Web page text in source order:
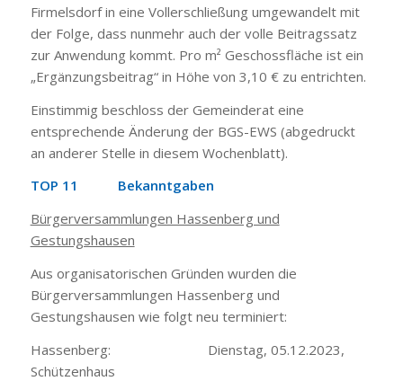
Firmelsdorf in eine Vollerschließung umgewandelt mit
der Folge, dass nunmehr auch der volle Beitragssatz
zur Anwendung kommt. Pro m² Geschossfläche ist ein
„Ergänzungsbeitrag“ in Höhe von 3,10 € zu entrichten.
Einstimmig beschloss der Gemeinderat eine
entsprechende Änderung der BGS-EWS (abgedruckt
an anderer Stelle in diesem Wochenblatt).
TOP 11 Bekanntgaben
Bürgerversammlungen Hassenberg und
Gestungshausen
Aus organisatorischen Gründen wurden die
Bürgerversammlungen Hassenberg und
Gestungshausen wie folgt neu terminiert:
Hassenberg: Dienstag, 05.12.2023,
Schützenhaus